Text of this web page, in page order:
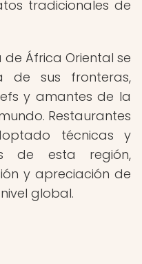
tradicionales de
África Oriental se
de sus fronteras,
y amantes de la
Restaurantes
técnicas y
de esta región,
y apreciación de
global.